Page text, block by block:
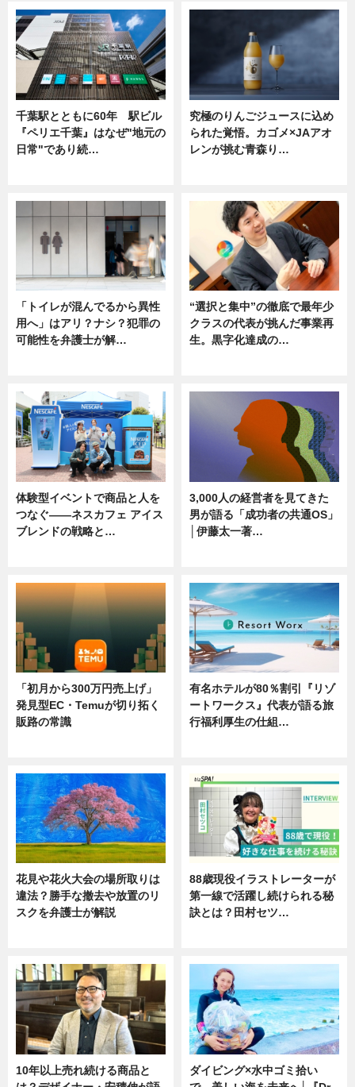
千葉駅とともに60年 駅ビル
『ペリエ千葉』はなぜ"地元の
日常"であり続…
究極のりんごジュースに込め
られた覚悟。カゴメ×JAアオ
レンが挑む青森り…
「トイレが混んでるから異性
用へ」はアリ？ナシ？犯罪の
可能性を弁護士が解…
“選択と集中”の徹底で最年少
クラスの代表が挑んだ事業再
生。黒字化達成の…
体験型イベントで商品と人を
つなぐ――ネスカフェ アイス
ブレンドの戦略と…
3,000人の経営者を見てきた
男が語る「成功者の共通OS」
│伊藤太一著…
「初月から300万円売上げ」
発見型EC・Temuが切り拓く
販路の常識
有名ホテルが80％割引『リゾ
ートワークス』代表が語る旅
行福利厚生の仕組…
花見や花火大会の場所取りは
違法？勝手な撤去や放置のリ
スクを弁護士が解説
88歳現役イラストレーターが
第一線で活躍し続けられる秘
訣とは？田村セツ…
10年以上売れ続ける商品と
ダイビング×水中ゴミ拾い